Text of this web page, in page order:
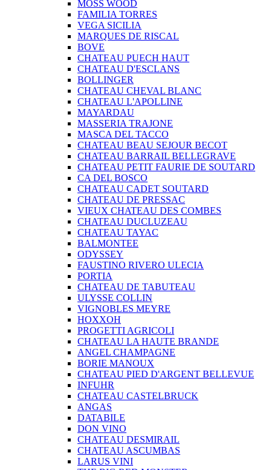
MOSS WOOD
FAMILIA TORRES
VEGA SICILIA
MARQUES DE RISCAL
BOVE
CHATEAU PUECH HAUT
CHATEAU D'ESCLANS
BOLLINGER
CHATEAU CHEVAL BLANC
CHATEAU L'APOLLINE
MAYARDAU
MASSERIA TRAJONE
MASCA DEL TACCO
CHATEAU BEAU SEJOUR BECOT
CHATEAU BARRAIL BELLEGRAVE
CHATEAU PETIT FAURIE DE SOUTARD
CA DEL BOSCO
CHATEAU CADET SOUTARD
CHATEAU DE PRESSAC
VIEUX CHATEAU DES COMBES
CHATEAU DUCLUZEAU
CHATEAU TAYAC
BALMONTEE
ODYSSEY
FAUSTINO RIVERO ULECIA
PORTIA
CHATEAU DE TABUTEAU
ULYSSE COLLIN
VIGNOBLES MEYRE
HOXXOH
PROGETTI AGRICOLI
CHATEAU LA HAUTE BRANDE
ANGEL CHAMPAGNE
BORIE MANOUX
CHATEAU PIED D'ARGENT BELLEVUE
INFUHR
CHATEAU CASTELBRUCK
ANGAS
DATABILE
DON VINO
CHATEAU DESMIRAIL
CHATEAU ASCUMBAS
LARUS VINI